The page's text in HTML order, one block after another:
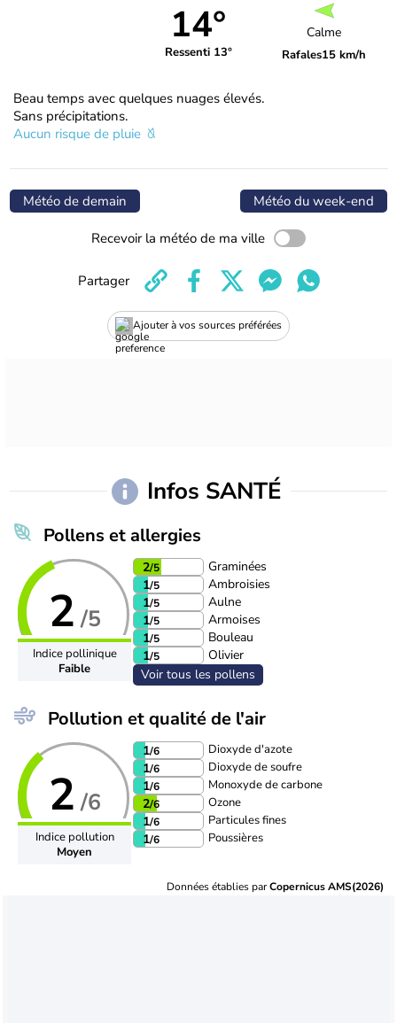
14°
Ressenti 13°
Calme
Rafales15 km/h
Beau temps avec quelques nuages élevés.
Sans précipitations.
Aucun risque de pluie
Météo de demain Météo du week-end
Recevoir la météo de ma ville
Ajouter à vos sources préférées
Partager
Infos SANTÉ
Pollens et allergies
2 /5
Indice pollinique
Faible
2/5
Graminées
1/5
Ambroisies
1/5
Aulne
1/5
Armoises
1/5
Bouleau
1/5
Olivier
Voir tous les pollens
Pollution et qualité de l'air
2 /6
Indice pollution
Moyen
1/6 Dioxyde d'azote
1/6 Dioxyde de soufre
1/6 Monoxyde de carbone
2/6 Ozone
1/6 Particules fines
1/6 Poussières
Données établies parCopernicus AMS(2026)